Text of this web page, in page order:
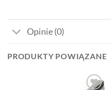
Opinie (0)
PRODUKTY POWIĄZANE